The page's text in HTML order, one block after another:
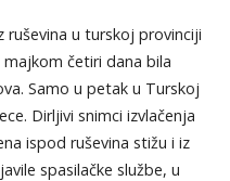
ruševina u turskoj provinciji
četiri dana bila
Samo u petak u Turskoj
Dirljivi snimci izvlačenja
ispod ruševina stižu i iz
spasilačke službe, u